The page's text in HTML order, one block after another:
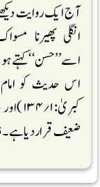
آج ایک روایت
انگلی پھیرنا
اسے’’حسن‘‘کہتے
ضعیف